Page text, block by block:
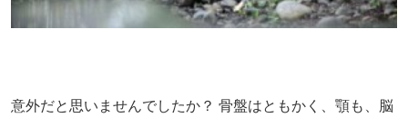
意外だと思いませんでしたか？ 骨盤はともかく、顎も、脳